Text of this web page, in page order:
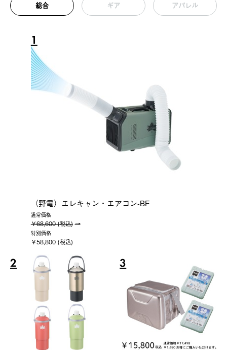
総合 ギア アパレル
1
（野電）エレキャン・エアコン-BF
通常価格
￥68,600 (税込)
特別価格
￥58,800 (税込)
2 3